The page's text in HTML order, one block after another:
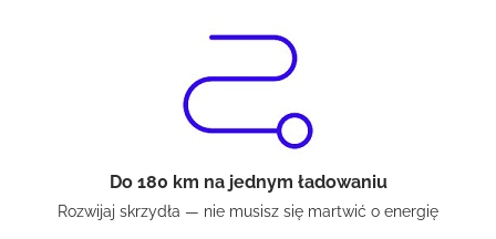
Do 180 km na jednym ładowaniu
Rozwijaj skrzydła — nie musisz się martwić o energię